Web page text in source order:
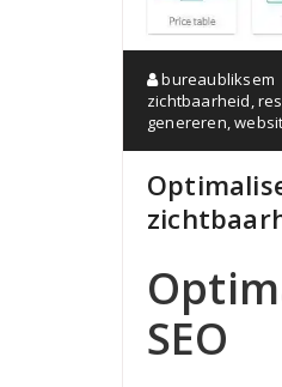
bureaubliksem
zichtbaarheid ,
genereren ,
SEO